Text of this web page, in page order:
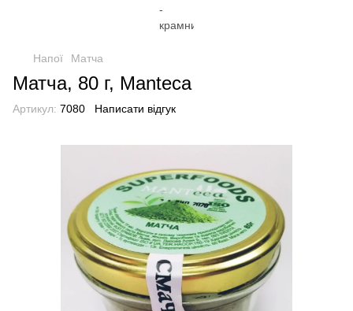
Напої Матча
Матча, 80 г, Manteca
Артикул: 7080 Написати відгук